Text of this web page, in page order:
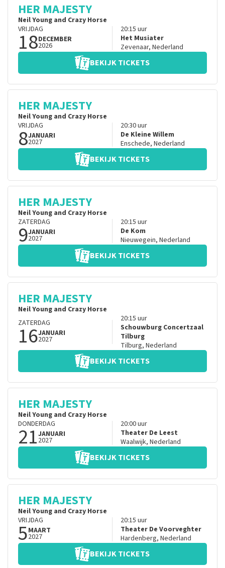
HER MAJESTY
Neil Young and Crazy Horse
VRIJDAG
18DECEMBER
2026
20:15 uur
Het Musiater
Zevenaar, Nederland
BEKIJK TICKETS
HER MAJESTY
Neil Young and Crazy Horse
VRIJDAG
8JANUARI
2027
20:30uur
De Kleine Willem
Enschede, Nederland
BEKIJK TICKETS
HER MAJESTY
Neil Young and Crazy Horse
ZATERDAG
9JANUARI
2027
20:15 uur
De Kom
Nieuwegein, Nederland
BEKIJK TICKETS
HER MAJESTY
Neil Young and Crazy Horse
ZATERDAG
16JANUARI
2027
20:15 uur
Schouwburg Concertzaal
Tilburg
Tilburg, Nederland
BEKIJK TICKETS
HER MAJESTY
Neil Young and Crazy Horse
DONDERDAG
21JANUARI
2027
20:00uur
Theater De Leest
Waalwijk, Nederland
BEKIJK TICKETS
HER MAJESTY
Neil Young and Crazy Horse
VRIJDAG
5MAART
2027
20:15 uur
Theater De Voorveghter
Hardenberg, Nederland
BEKIJK TICKETS